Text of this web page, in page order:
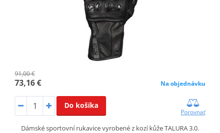
91,00 €
73,16 € Na objednávku
Do košíka
Porovnať
Dámské sportovní rukavice vyrobené z kozí kůže TALURA 3.0.